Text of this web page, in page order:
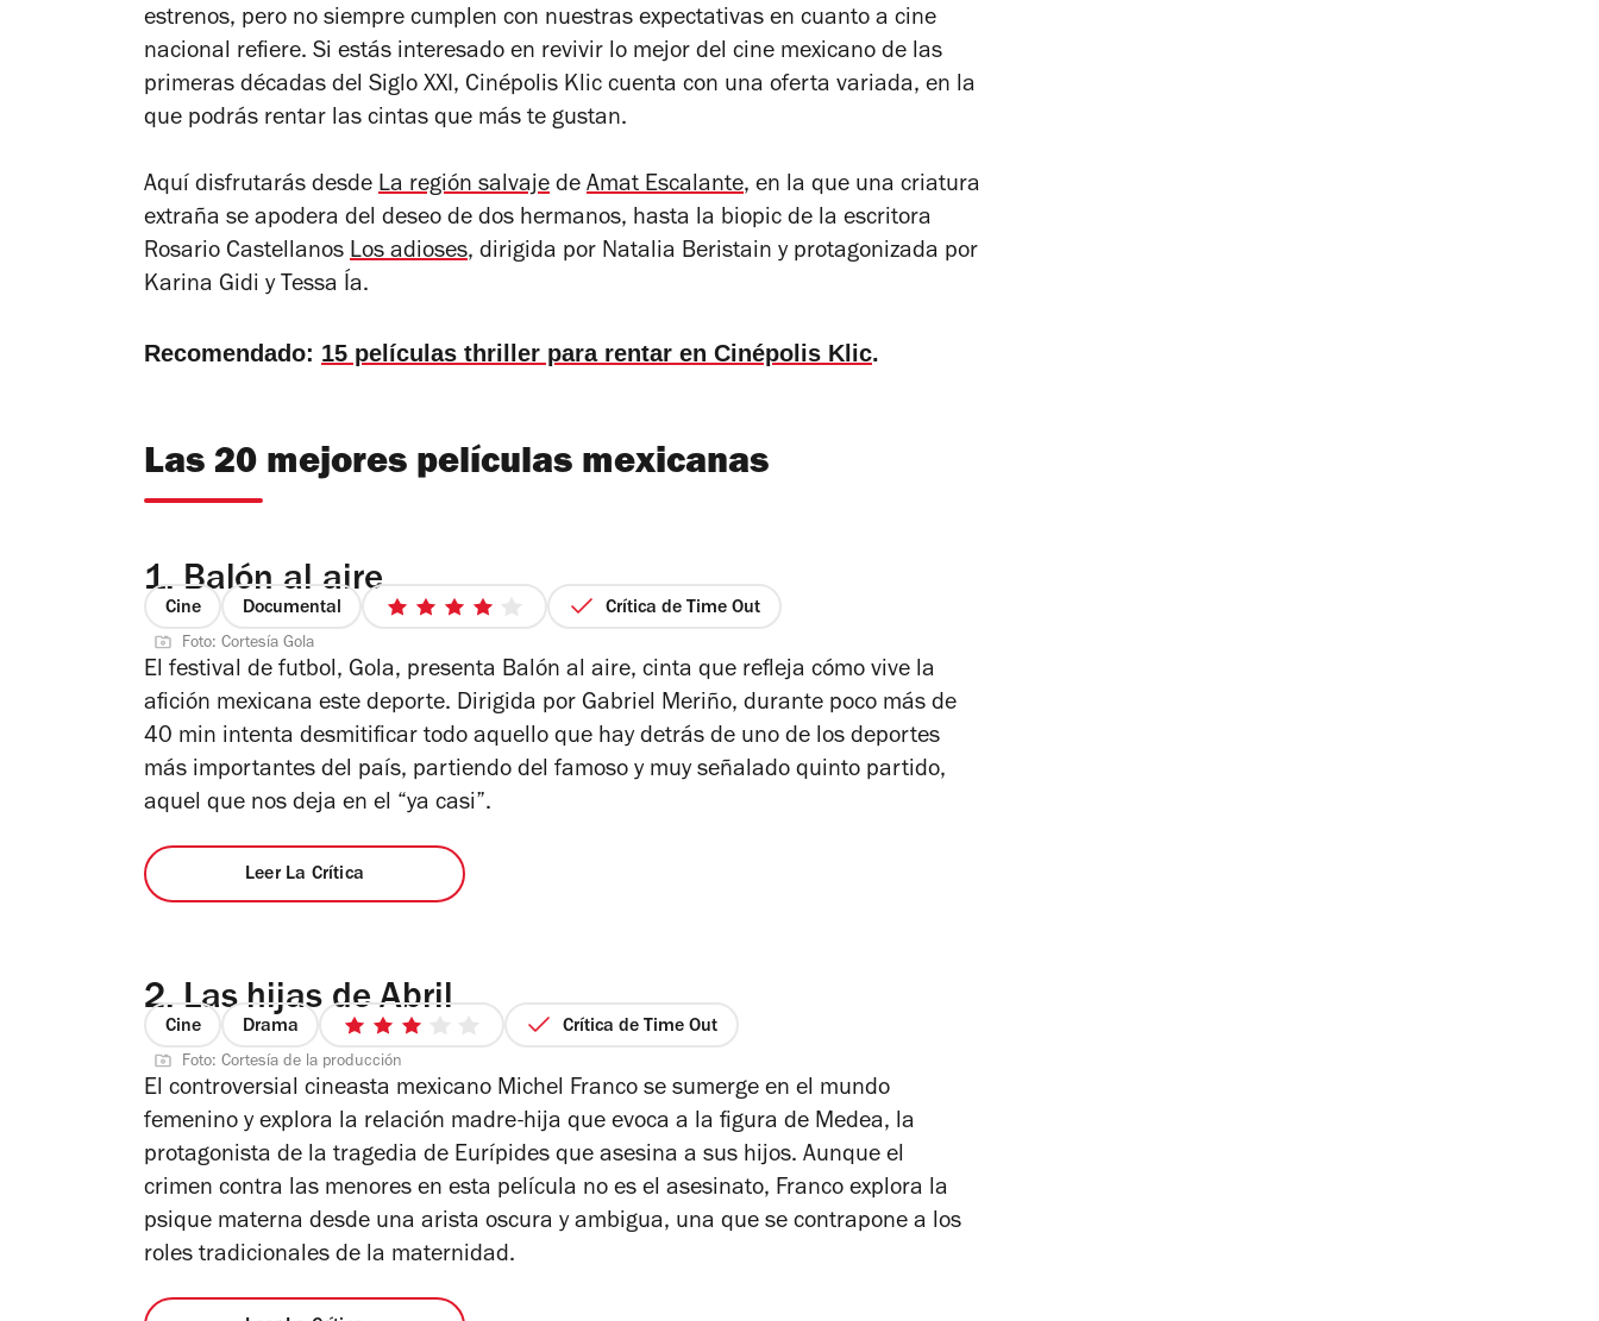
estrenos, pero no siempre cumplen con nuestras expectativas en cuanto a cine
nacional refiere. Si estás interesado en revivir lo mejor del cine mexicano de las
primeras décadas del Siglo XXI, Cinépolis Klic cuenta con una oferta variada, en la
que podrás rentar las cintas que más te gustan.
Aquí disfrutarás desde La región salvaje de Amat Escalante, en la que una criatura
extraña se apodera del deseo de dos hermanos, hasta la biopic de la escritora
Rosario Castellanos Los adioses, dirigida por Natalia Beristain y protagonizada por
Karina Gidi y Tessa Ía.
Recomendado: 15 películas thriller para rentar en Cinépolis Klic.
Las 20 mejores películas mexicanas
1. Balón al aire
Cine Documental
4
5
estrellas
Crítica de Time Out
Foto: Cortesía Gola
El festival de futbol, Gola, presenta Balón al aire, cinta que refleja cómo vive la
afición mexicana este deporte. Dirigida por Gabriel Meriño, durante poco más de
40 min intenta desmitificar todo aquello que hay detrás de uno de los deportes
más importantes del país, partiendo del famoso y muy señalado quinto partido,
aquel que nos deja en el “ya casi”.
Leer La Crítica
2. Las hijas de Abril
Cine Drama
3
5
estrellas
Crítica de Time Out
Foto: Cortesía de la producción
El controversial cineasta mexicano Michel Franco se sumerge en el mundo
femenino y explora la relación madre-hija que evoca a la figura de Medea, la
protagonista de la tragedia de Eurípides que asesina a sus hijos. Aunque el
crimen contra las menores en esta película no es el asesinato, Franco explora la
psique materna desde una arista oscura y ambigua, una que se contrapone a los
roles tradicionales de la maternidad.